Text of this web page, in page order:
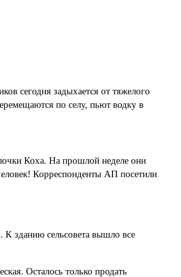
сегодня задыхается от тяжелого
по селу, пьют водку в
Коха. На прошлой неделе они
Корреспонденты АП посетили
К зданию сельсовета вышло все
Осталось только продать